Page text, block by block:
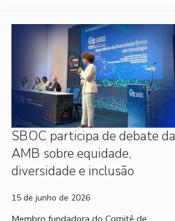
SBOC participa de debate da
AMB sobre equidade,
diversidade e inclusão
15 de junho de 2026